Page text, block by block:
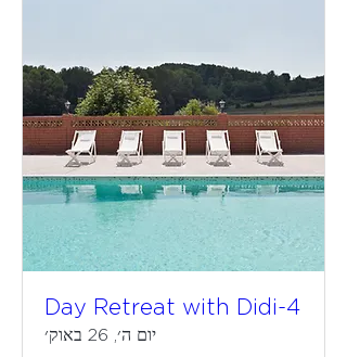
4-Day Retreat with Didi
יום ה׳, 26 באוק׳